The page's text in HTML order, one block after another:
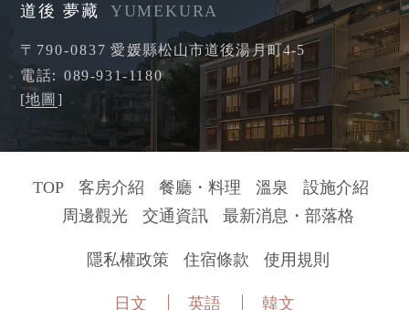
道後 夢藏 YUMEKURA
〒790-0837 愛媛縣松山市道後湯月町4-5
電話
089-931-1180
[地圖 ]
TOP 客房介紹 餐廳・料理 溫泉
設施介紹
周邊觀光
交通資訊 最新消息・部落格
隱私權政策 住宿條款 使用規則
日文 英語 韓文